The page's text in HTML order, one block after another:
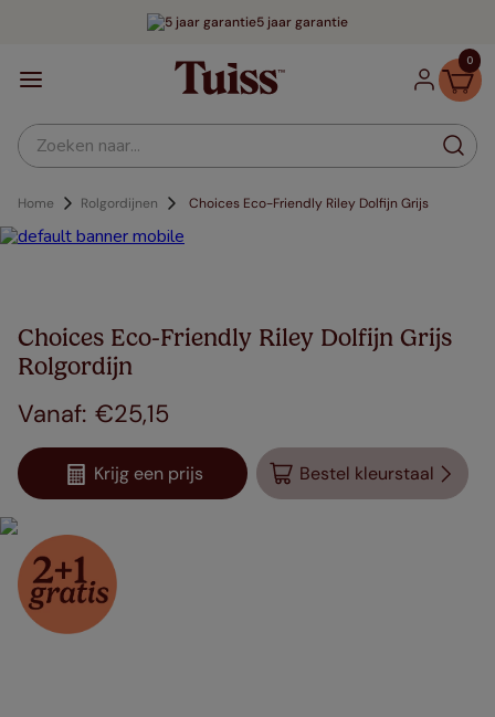
5 jaar garantie
0
Zoeken naar...
Home Rolgordijnen Choices Eco-Friendly Riley Dolfijn Grijs
Choices Eco-Friendly Riley Dolfijn Grijs
Rolgordijn
€25,15
Krijg een prijs Bestel kleurstaal